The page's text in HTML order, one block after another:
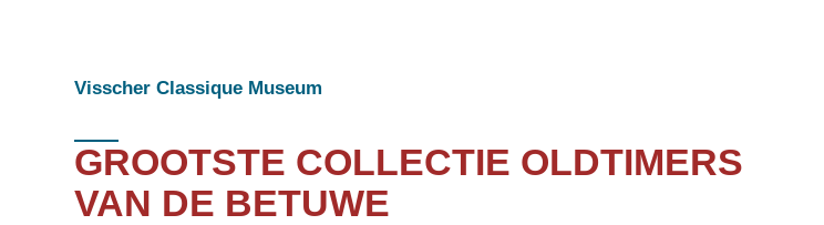
Visscher Classique Museum
GROOTSTE COLLECTIE OLDTIMERS
VAN DE BETUWE